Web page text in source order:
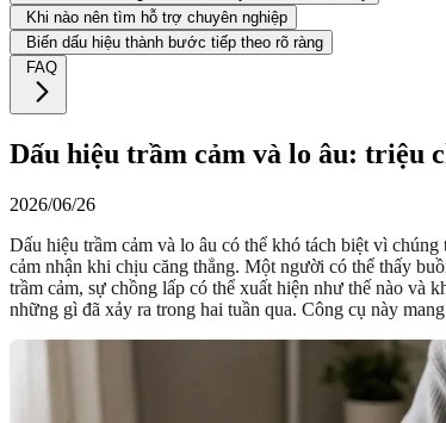
Khi nào nên tìm hỗ trợ chuyên nghiệp
Biến dấu hiệu thành bước tiếp theo rõ ràng
FAQ
Dấu hiệu trầm cảm và lo âu: triệu
2026/06/26
Dấu hiệu trầm cảm và lo âu có thể khó tách biệt vì
cảm nhận khi chịu căng thẳng. Một người có thể thấy
trầm cảm, sự chồng lấp có thể xuất hiện như thế nào và
những gì đã xảy ra trong hai tuần qua. Công cụ này